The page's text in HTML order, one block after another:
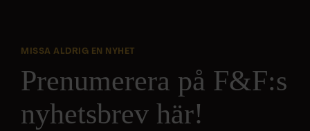
MISSA ALDRIG EN NYHET
Prenumerera på F&F:s
nyhetsbrev här!